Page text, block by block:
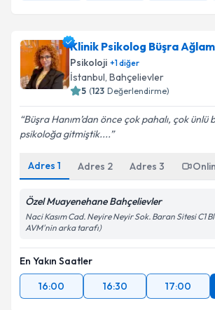
Klinik Psikolog Büşra
Psikoloji +1diğer
İstanbul, Bahçelievler
5 (123 Değerlendirme)
Büşra Hanım’dan önce çok pahalı, çok ünlü
psikoloğa gitmiştik....
Adres 1 Adres 2 Adres 3
Özel Muayenehane Bahçelievler
Naci Kasım Cad. Neyire Neyir Sok. Baran Sitesi C1
AVM'nin arka tarafı)
En Yakın Saatler
16:00
16:30 17:00